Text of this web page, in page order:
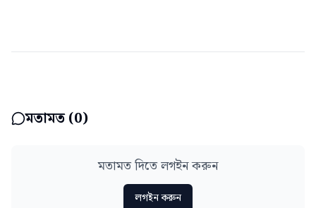
মতামত (0)
মতামত দিতে লগইন করুন
লগইন করুন